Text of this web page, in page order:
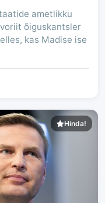
ametlikku
õiguskantsler
kas Madise ise
Hinda!